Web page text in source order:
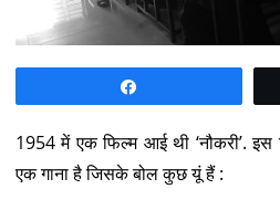
1954 में एक फिल्म आई थी ‘नौकरी’.
एक गाना है जिसके बोल कुछ यूं हैं :